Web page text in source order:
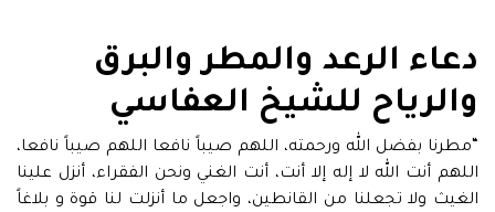
دعاء الرعد والمطر والبرق
والرياح للشيخ العفاسي
“مطرنا بفضل الله ورحمته، اللهم صيباً نافعا اللهم صيباً نافعا،
اللهم أنت الله لا إله إلا أنت، أنت الغني ونحن الفقراء، أنزل علينا
الغيث ولا تجعلنا من القانطين، واجعل ما أنزلت لنا قوة و بلاغاً